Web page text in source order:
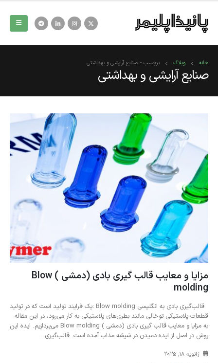
خانه وبلاگ برچسب - صنایع آرایشی و بهداشتی
صنایع آرایشی و بهداشتی
مزایا و معایب قالب گیری بادی (دمشی ) Blow
molding
قالب‌گیری بادی به انگلیسی Blow molding :یک فرایند تولید است که در تولید
قطعات پلاستیکی توخالی مانند بطری‌های پلاستیکی به کار می‌رود، در این مقاله
به مزایا و معایب قالب گیری بادی (دمشی ) Blow molding می‌پردازیم. ایده این
روش در اصل از ایده دمیدن در شیشه مذاب آمده ‌است. قالب‌گیری...
ژانویه 18, 2025